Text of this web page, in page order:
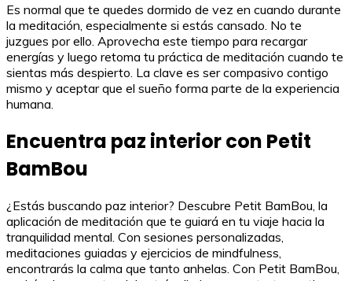
Es normal que te quedes dormido de vez en cuando durante
la meditación, especialmente si estás cansado. No te
juzgues por ello. Aprovecha este tiempo para recargar
energías y luego retoma tu práctica de meditación cuando te
sientas más despierto. La clave es ser compasivo contigo
mismo y aceptar que el sueño forma parte de la experiencia
humana.
Encuentra paz interior con Petit
BamBou
¿Estás buscando paz interior? Descubre Petit BamBou, la
aplicación de meditación que te guiará en tu viaje hacia la
tranquilidad mental. Con sesiones personalizadas,
meditaciones guiadas y ejercicios de mindfulness,
encontrarás la calma que tanto anhelas. Con Petit BamBou,